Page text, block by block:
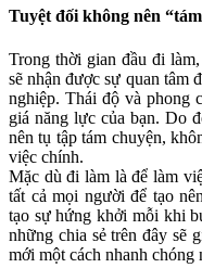
Tuyệt đối không nên
Trong thời gian đầu đi
sẽ nhận được sự quan tâm
nghiệp. Thái độ và phong
giá năng lực của bạn. Do
nên tụ tập tám chuyện,
việc chính.
Mặc dù đi làm là để làm
tất cả mọi người để tạo
tạo sự hứng khởi mỗi khi
những chia sẻ trên đây sẽ
mới một cách nhanh chóng